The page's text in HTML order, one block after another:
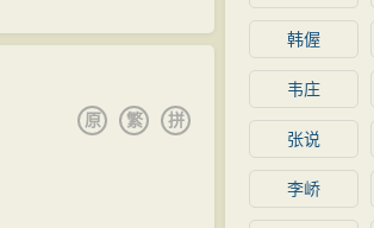
拼
繁
原
韩偓
韦庄
张说
李峤